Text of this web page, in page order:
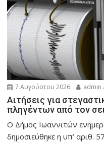
7 Αυγούστου 2026 admin
Αιτήσεις για
πληγέντων από τον
Ο Δήμος Ιωαννιτών
δημοσιεύθηκε η υπ’